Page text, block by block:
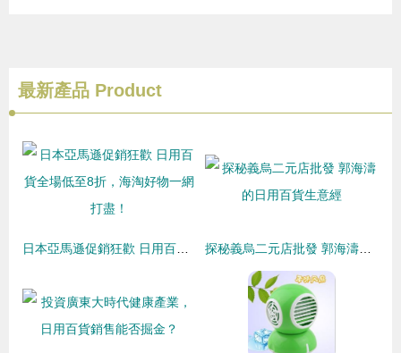
最新產品 Product